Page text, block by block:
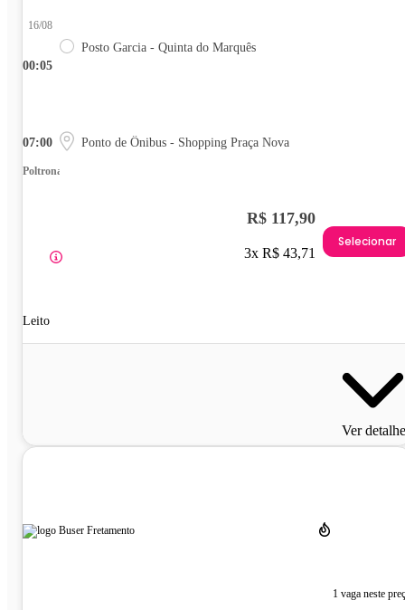
00:05
16/08
Posto Garcia - Quinta do Marquês
07:00 Ponto de Ônibus - Shopping Praça Nova
Poltrona
Leito
R$ 117,90
3x R$ 43,71
Selecionar
Ver
1 vaga neste